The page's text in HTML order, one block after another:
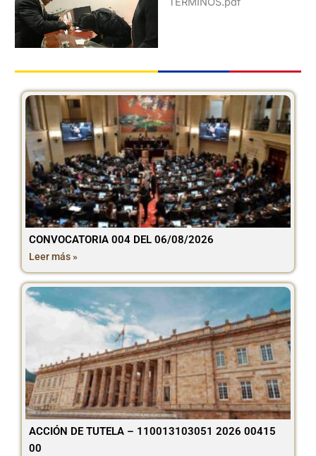
CONVOCATORIA 004 DEL 06/08/2026
Leer más »
ACCIÓN DE TUTELA – 110013103051 2026 00415
00